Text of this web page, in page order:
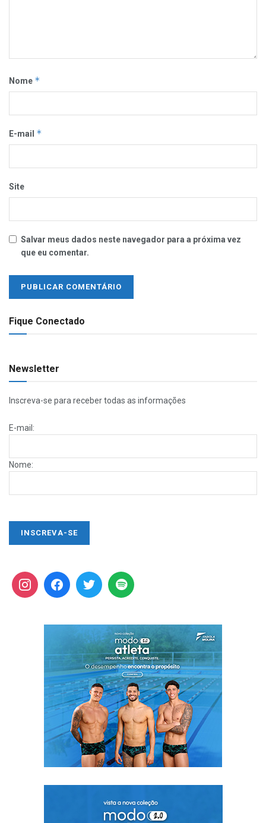
Nome *
E-mail *
Site
Salvar meus dados neste navegador para a próxima vez
que eu comentar.
Fique Conectado
Newsletter
Inscreva-se para receber todas as informações
E-mail:
Nome: